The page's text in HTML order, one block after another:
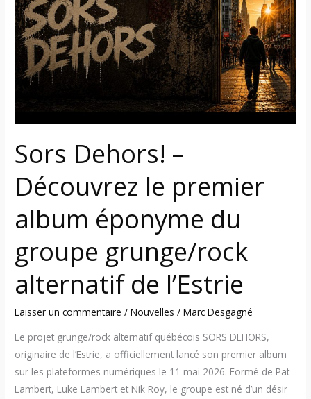
Sors Dehors! –
Découvrez le premier
album éponyme du
groupe grunge/rock
alternatif de l’Estrie
Laisser un commentaire /Nouvelles /Marc Desgagné
Le projet grunge/rock alternatif québécois SORS DEHORS,
originaire de l’Estrie, a officiellement lancé son premier album
sur les plateformes numériques le 11 mai 2026. Formé de Pat
Lambert, Luke Lambert et Nik Roy, le groupe est né d’un désir
Découvrez
le
premier
album
éponyme
groupe
grunge/rock
alternatif
de
l’Estrie